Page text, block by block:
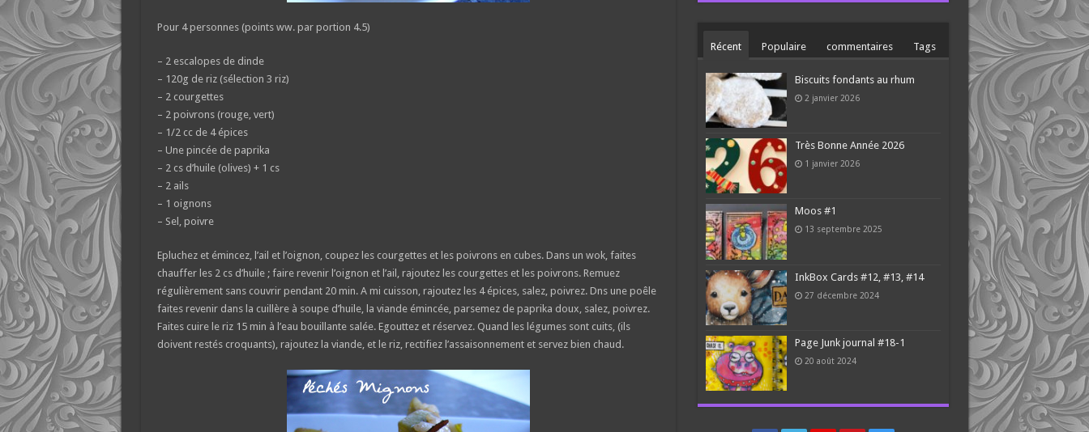
Pour 4 personnes (points ww. par portion 4.5)
– 2 escalopes de dinde
– 120g de riz (sélection 3 riz)
– 2 courgettes
– 2 poivrons (rouge, vert)
– 1/2 cc de 4 épices
– Une pincée de paprika
– 2 cs d’huile (olives) + 1 cs
– 2 ails
– 1 oignons
– Sel, poivre
Epluchez et émincez, l’ail et l’oignon, coupez les courgettes et les poivrons en cubes. Dans un wok, faites
chauffer les 2 cs d’huile ; faire revenir l’oignon et l’ail, rajoutez les courgettes et les poivrons. Remuez
régulièrement sans couvrir pendant 20 min. A mi cuisson, rajoutez les 4 épices, salez, poivrez. Dns une poêle
faites revenir dans la cuillère à soupe d’huile, la viande émincée, parsemez de paprika doux, salez, poivrez.
Faites cuire le riz 15 min à l’eau bouillante salée. Egouttez et réservez. Quand les légumes sont cuits, (ils
doivent restés croquants), rajoutez la viande, et le riz, rectifiez l’assaisonnement et servez bien chaud.
Récent Populaire commentaires Tags
Biscuits fondants au rhum
2 janvier 2026
Très Bonne Année 2026
1 janvier 2026
Moos #1
13 septembre 2025
InkBox Cards #12, #13, #14
27 décembre 2024
Page Junk journal #18-1
20 août 2024